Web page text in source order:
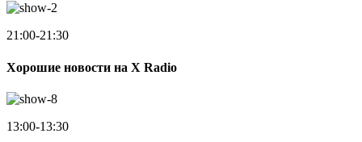
21:00-21:30
Хорошие новости на X Radio
13:00-13:30